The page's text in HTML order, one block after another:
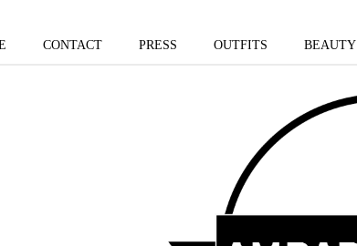
CONTACT PRESS OUTFITS BEAUTY